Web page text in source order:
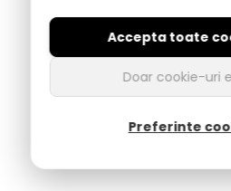
Accepta toate
Doar cookie-uri
Preferinte